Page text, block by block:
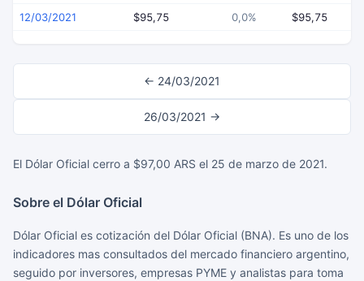
12/03/2021 $95,75 0,0% $95,75
← 24/03/2021
26/03/2021 →
El Dólar Oficial cerro a $97,00 ARS el 25 de marzo de 2021.
Sobre el Dólar Oficial
Dólar Oficial es cotización del Dólar Oficial (BNA). Es uno de los
indicadores mas consultados del mercado financiero argentino,
seguido por inversores, empresas PYME y analistas para toma